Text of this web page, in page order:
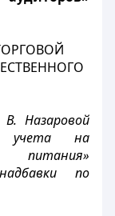
Назаровой
учета на
питания»
по